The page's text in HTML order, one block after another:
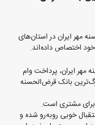
مهر ایران در استان‌های
خود اختصاص داده‌اند.
ایران، پرداخت وام
بانک قرض‌الحسنه
برای مشتری است.
خوبی روبه‌رو شده و